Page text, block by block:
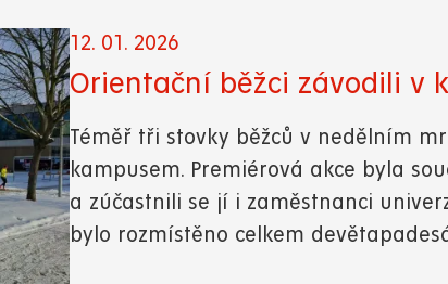
12. 01. 2026
Orientační běžci závodili v
Téměř tři stovky běžců v nedělním
kampusem. Premiérová akce byla
a zúčastnili se jí i zaměstnanci
bylo rozmístěno celkem